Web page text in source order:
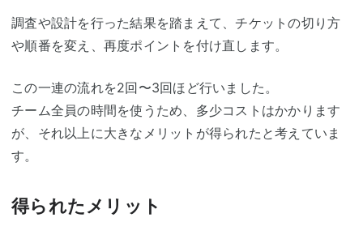
調査や設計を行った結果を踏まえて、チケットの切り方
や順番を変え、再度ポイントを付け直します。
この一連の流れを2回〜3回ほど行いました。
チーム全員の時間を使うため、多少コストはかかります
が、それ以上に大きなメリットが得られたと考えていま
す。
得られたメリット